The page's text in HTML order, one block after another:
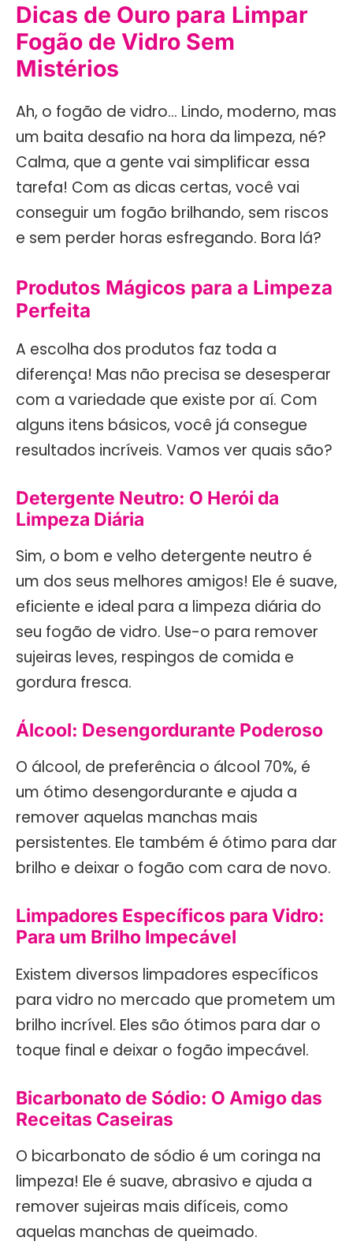
Dicas de Ouro para Limpar
Fogão de Vidro Sem
Mistérios
Ah, o fogão de vidro… Lindo, moderno, mas
um baita desafio na hora da limpeza, né?
Calma, que a gente vai simplificar essa
tarefa! Com as dicas certas, você vai
conseguir um fogão brilhando, sem riscos
e sem perder horas esfregando. Bora lá?
Produtos Mágicos para a Limpeza
Perfeita
A escolha dos produtos faz toda a
diferença! Mas não precisa se desesperar
com a variedade que existe por aí. Com
alguns itens básicos, você já consegue
resultados incríveis. Vamos ver quais são?
Detergente Neutro: O Herói da
Limpeza Diária
Sim, o bom e velho detergente neutro é
um dos seus melhores amigos! Ele é suave,
eficiente e ideal para a limpeza diária do
seu fogão de vidro. Use-o para remover
sujeiras leves, respingos de comida e
gordura fresca.
Álcool: Desengordurante Poderoso
O álcool, de preferência o álcool 70%, é
um ótimo desengordurante e ajuda a
remover aquelas manchas mais
persistentes. Ele também é ótimo para dar
brilho e deixar o fogão com cara de novo.
Limpadores Específicos para Vidro:
Para um Brilho Impecável
Existem diversos limpadores específicos
para vidro no mercado que prometem um
brilho incrível. Eles são ótimos para dar o
toque final e deixar o fogão impecável.
Bicarbonato de Sódio: O Amigo das
Receitas Caseiras
O bicarbonato de sódio é um coringa na
limpeza! Ele é suave, abrasivo e ajuda a
remover sujeiras mais difíceis, como
aquelas manchas de queimado.